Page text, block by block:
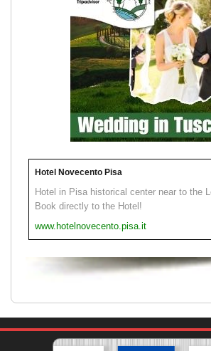
Hotel Novecento Pisa
Hotel in Pisa historical center near to the
Book directly to the Hotel!
www.hotelnovecento.pisa.it